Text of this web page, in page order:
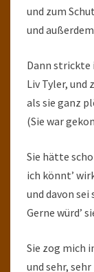
und zum
und
Dann strickte
Liv Tyler, und
als sie ganz
(Sie war
Sie hätte
ich könnt’
und davon
Gerne würd’
Sie zog mich
und sehr,